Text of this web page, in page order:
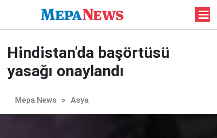
Hindistan'da başörtüsü
yasağı onaylandı
Mepa News > Asya